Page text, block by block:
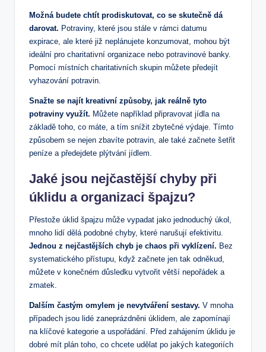
Možná budete chtít prodiskutovat, co se skutečně dá
darovat. Potraviny, které jsou stále v rámci datumu
expirace, ale které již neplánujete konzumovat, mohou být
ideální pro charitativní organizace nebo potravinové banky.
Pomocí místních charitativních skupin můžete předejít
vyhazování potravin.
Snažte se najít kreativní způsoby, jak reálně tyto
potraviny využít. Můžete například připravovat jídla na
základě toho, co máte, a tím snížit zbytečné výdaje. Tímto
způsobem se nejen zbavíte potravin, ale také začnete šetřit
peníze a předejdete plýtvání jídlem.
Jaké jsou nejčastější chyby při
úklidu a organizaci špajzu?
Přestože úklid špajzu může vypadat jako jednoduchý úkol,
mnoho lidí dělá podobné chyby, které narušují efektivitu.
Jednou z nejčastějších chyb je chaos při vyklízení. Bez
systematického přístupu, když začnete jen tak odněkud,
můžete v konečném důsledku vytvořit větší nepořádek a
zmatek.
Dalším častým omylem je nevytváření sestavy. V mnoha
případech jsou lidé zaneprázdněni úklidem, ale zapomínají
na klíčové kategorie a uspořádání. Před zahájením úklidu je
dobré mít plán toho, co chcete udělat po jakých kategoriích